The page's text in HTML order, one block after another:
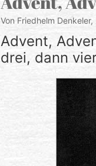
Von Friedhelm Denkeler,
Advent,
drei, dann